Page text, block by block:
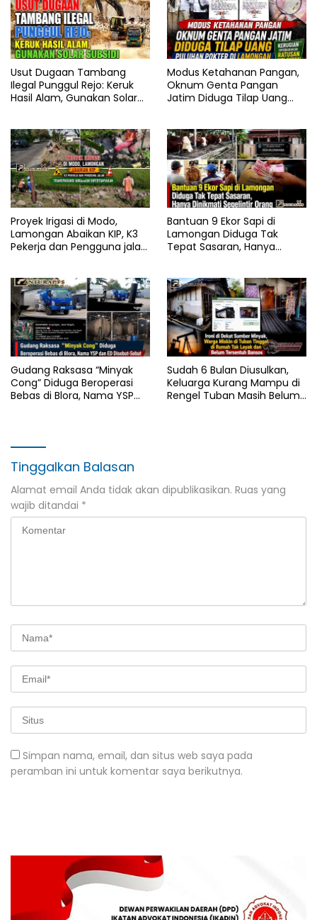
Usut Dugaan Tambang
Ilegal Punggul Rejo: Keruk
Hasil Alam, Gunakan Solar
Modus Ketahanan Pangan,
Oknum Genta Pangan
Jatim Diduga Tilap Uang
Proyek Irigasi di Modo,
Lamongan Abaikan KIP, K3
Pekerja dan Pengguna jalan,
Bantuan 9 Ekor Sapi di
Lamongan Diduga Tak
Tepat Sasaran, Hanya
Gudang Raksasa “Minyak
Cong” Diduga Beroperasi
Bebas di Blora, Nama YSP
Sudah 6 Bulan Diusulkan,
Keluarga Kurang Mampu di
Rengel Tuban Masih Belum
Tinggalkan Balasan
Alamat email Anda tidak akan dipublikasikan. Ruas yang
wajib ditandai *
Simpan nama, email, dan situs web saya pada
peramban ini untuk komentar saya berikutnya.